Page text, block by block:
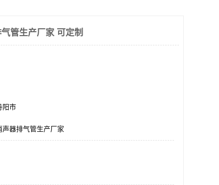
管生产厂家 可定制
阳市
声器排气管生产厂家